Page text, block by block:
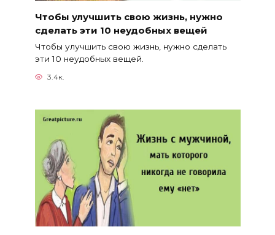
Чтобы улучшить свою жизнь, нужно
сделать эти 10 неудобных вещей
Чтобы улучшить свою жизнь, нужно сделать
эти 10 неудобных вещей.
3.4к.